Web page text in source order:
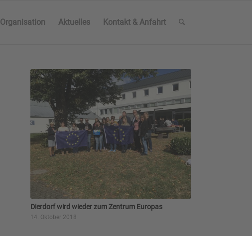
Organisation Aktuelles Kontakt & Anfahrt
Dierdorf wird wieder zum Zentrum Europas
14. Oktober 2018